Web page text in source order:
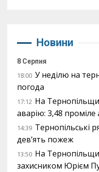
Новини
8 Серпня
18:00 У неділю на
погода
17:12 На
аварію: 3,48
14:39 Тернопільські
дев’ять пожеж
13:50 На
захисником Юрієм